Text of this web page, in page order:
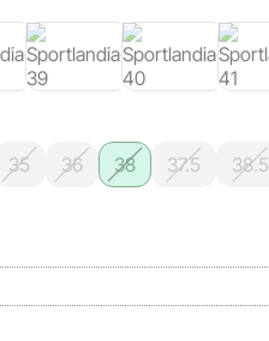
35 36 38 37.5
38.5